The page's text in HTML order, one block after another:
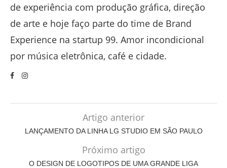
de experiência com produção gráfica, direção
de arte e hoje faço parte do time de Brand
Experience na startup 99. Amor incondicional
por música eletrônica, café e cidade.
Artigo anterior
LANÇAMENTO DA LINHA LG STUDIO EM SÃO PAULO
Próximo artigo
O DESIGN DE LOGOTIPOS DE UMA GRANDE LIGA